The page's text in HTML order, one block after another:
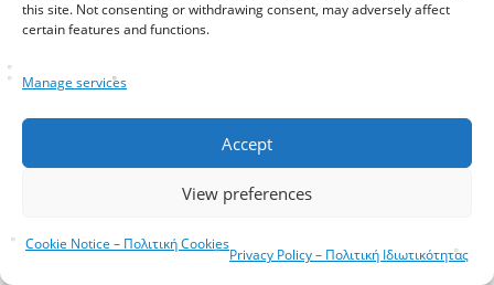
this site. Not consenting or withdrawing consent, may adversely affect
certain features and functions.
Manage services
Accept
View preferences
Cookie Notice – Πολιτική Cookies
Privacy Policy – Πολιτική Ιδιωτικότητας